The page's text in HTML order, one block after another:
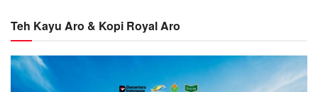
Teh Kayu Aro & Kopi Royal Aro